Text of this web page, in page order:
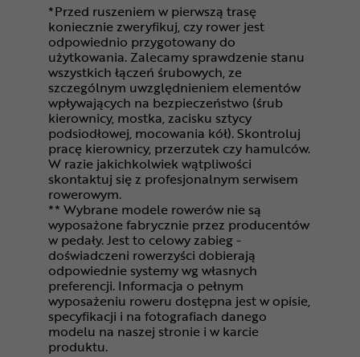
*Przed ruszeniem w pierwszą trasę
koniecznie zweryfikuj, czy rower jest
odpowiednio przygotowany do
użytkowania. Zalecamy sprawdzenie stanu
wszystkich łączeń śrubowych, ze
szczególnym uwzględnieniem elementów
wpływających na bezpieczeństwo (śrub
kierownicy, mostka, zacisku sztycy
podsiodłowej, mocowania kół). Skontroluj
pracę kierownicy, przerzutek czy hamulców.
W razie jakichkolwiek wątpliwości
skontaktuj się z profesjonalnym serwisem
rowerowym.
** Wybrane modele rowerów nie są
wyposażone fabrycznie przez producentów
w pedały. Jest to celowy zabieg -
doświadczeni rowerzyści dobierają
odpowiednie systemy wg własnych
preferencji. Informacja o pełnym
wyposażeniu roweru dostępna jest w opisie,
specyfikacji i na fotografiach danego
modelu na naszej stronie i w karcie
produktu.